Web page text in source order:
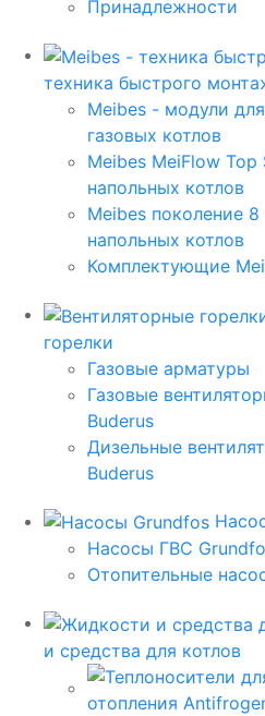
Принадлежности
техника быстрого
Meibes - модули
газовых котлов
Meibes MeiFlow
напольных котлов
Meibes поколение
напольных котлов
Комплектующие
горелки
Газовые арматуры
Газовые
Buderus
Дизельные
Buderus
Насосы ГВС
Отопительные
и средства для котлов